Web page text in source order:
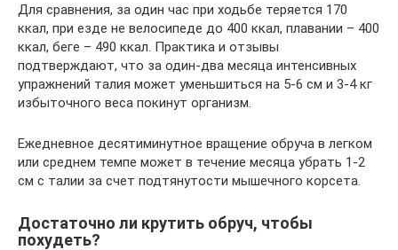
Для сравнения, за один час при ходьбе теряется 170
ккал, при езде не велосипеде до 400 ккал, плавании – 400
ккал, беге – 490 ккал. Практика и отзывы
подтверждают, что за один-два месяца интенсивных
упражнений талия может уменьшиться на 5-6 см и 3-4 кг
избыточного веса покинут организм.
Ежедневное десятиминутное вращение обруча в легком
или среднем темпе может в течение месяца убрать 1-2
см с талии за счет подтянутости мышечного корсета.
Достаточно ли крутить обруч, чтобы
похудеть?